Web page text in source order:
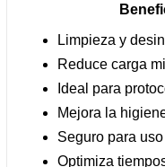
Limpieza y
Reduce carga
Ideal para
Mejora la
Seguro para
Optimiza